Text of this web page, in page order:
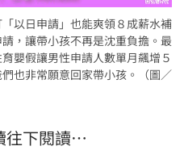
以日申請」也能爽領８成薪水補
，讓帶小孩不再是沈重負擔。最
嬰假讓男性申請人數單月飆增５
也非常願意回家帶小孩。（圖／
往下閱讀…